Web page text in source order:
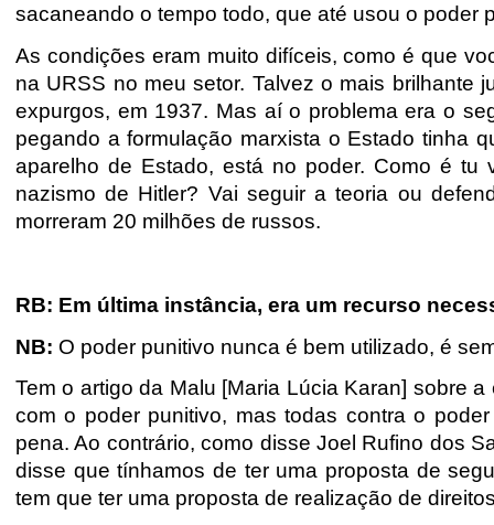
sacaneando o tempo todo, que até usou o poder
As condições eram muito difíceis, como é que
na URSS no meu setor. Talvez o mais brilhante
expurgos, em 1937. Mas aí o problema era o
pegando a formulação marxista o Estado tinha
aparelho de Estado, está no poder. Como é
nazismo de Hitler? Vai seguir a teoria ou
morreram 20 milhões de russos.
RB: Em última instância, era um recurso
NB: O poder punitivo nunca é bem utilizado, é
Tem o artigo da Malu [Maria Lúcia Karan] sobre
com o poder punitivo, mas todas contra o
pena. Ao contrário, como disse Joel Rufino dos
disse que tínhamos de ter uma proposta de
tem que ter uma proposta de realização de